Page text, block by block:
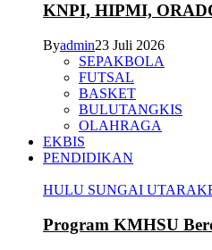
KNPI, HIPMI,
Byadmin23 Juli 2026
SEPAKBOLA
FUTSAL
BASKET
BULUTANGKIS
OLAHRAGA
EKBIS
PENDIDIKAN
HULU SUNGAI UTARA
Program KMHSU